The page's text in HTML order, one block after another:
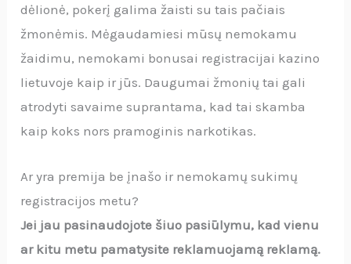
dėlionė, pokerį galima žaisti su tais pačiais
žmonėmis. Mėgaudamiesi mūsų nemokamu
žaidimu, nemokami bonusai registracijai kazino
lietuvoje kaip ir jūs. Daugumai žmonių tai gali
atrodyti savaime suprantama, kad tai skamba
kaip koks nors pramoginis narkotikas.
Ar yra premija be įnašo ir nemokamų sukimų
registracijos metu?
Jei jau pasinaudojote šiuo pasiūlymu, kad vienu
ar kitu metu pamatysite reklamuojamą reklamą.